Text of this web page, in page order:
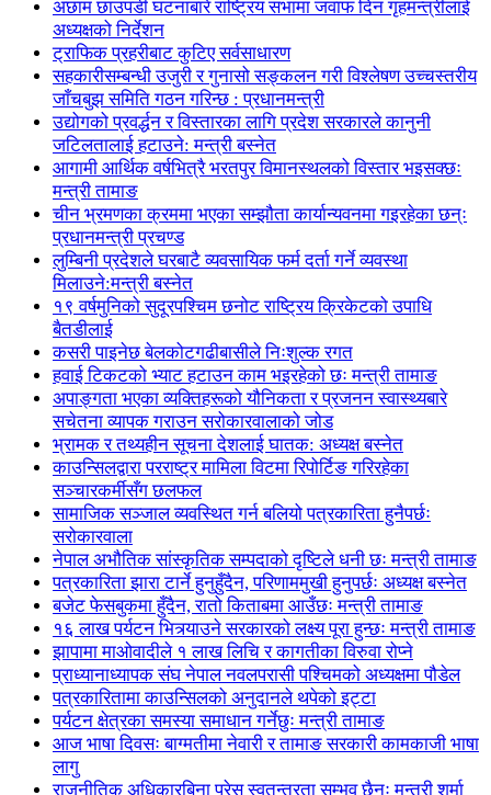
अछाम छाउपडी घटनाबारे राष्ट्रिय सभामा जवाफ दिन गृहमन्त्रीलाई
अध्यक्षको निर्देशन
ट्राफिक प्रहरीबाट कुटिए सर्वसाधारण
सहकारीसम्बन्धी उजुरी र गुनासो सङ्कलन गरी विश्लेषण उच्चस्तरीय
जाँचबुझ समिति गठन गरिन्छ : प्रधानमन्त्री
उद्योगको प्रवर्द्धन र विस्तारका लागि प्रदेश सरकारले कानुनी
जटिलतालाई हटाउने: मन्त्री बस्नेत
आगामी आर्थिक वर्षभित्रै भरतपुर विमानस्थलको विस्तार भइसक्छः
मन्त्री तामाङ
चीन भ्रमणका क्रममा भएका सम्झौता कार्यान्यवनमा गइरहेका छन्ः
प्रधानमन्त्री प्रचण्ड
लुम्बिनी प्रदेशले घरबाटै व्यवसायिक फर्म दर्ता गर्ने व्यवस्था
मिलाउने:मन्त्री बस्नेत
१९ वर्षमुनिको सुदूरपश्चिम छनोट राष्ट्रिय क्रिकेटको उपाधि
बैतडीलाई
कसरी पाइनेछ बेलकोटगढीबासीले निःशुल्क रगत
हवाई टिकटको भ्याट हटाउन काम भइरहेको छः मन्त्री तामाङ
अपाङ्गता भएका व्यक्तिहरूको यौनिकता र प्रजनन स्वास्थ्यबारे
सचेतना व्यापक गराउन सरोकारवालाको जोड
भ्रामक र तथ्यहीन सूचना देशलाई घातक: अध्यक्ष बस्नेत
काउन्सिलद्वारा परराष्ट्र मामिला विटमा रिपोर्टिङ गरिरहेका
सञ्चारकर्मीसँग छलफल
सामाजिक सञ्जाल व्यवस्थित गर्न बलियो पत्रकारिता हुनैपर्छः
सरोकारवाला
नेपाल अभौतिक सांस्कृतिक सम्पदाको दृष्टिले धनी छः मन्त्री तामाङ
पत्रकारिता झारा टार्ने हुनुहुँदैन, परिणाममुखी हुनुपर्छः अध्यक्ष बस्नेत
बजेट फेसबुकमा हुँदैन, रातो किताबमा आउँछः मन्त्री तामाङ
१६ लाख पर्यटन भित्र्याउने सरकारको लक्ष्य पूरा हुन्छः मन्त्री तामाङ
झापामा माओवादीले १ लाख लिचि र कागतीका विरुवा रोप्ने
प्राध्यानाध्यापक संघ नेपाल नवलपरासी पश्चिमको अध्यक्षमा पौडेल
पत्रकारितामा काउन्सिलको अनुदानले थपेको इट्टा
पर्यटन क्षेत्रका समस्या समाधान गर्नेछुः मन्त्री तामाङ
आज भाषा दिवसः बाग्मतीमा नेवारी र तामाङ सरकारी कामकाजी भाषा
लागु
राजनीतिक अधिकारबिना प्रेस स्वतन्त्रता सम्भव छैनः मन्त्री शर्मा